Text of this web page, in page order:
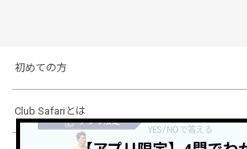
初めての方
Club Safariとは